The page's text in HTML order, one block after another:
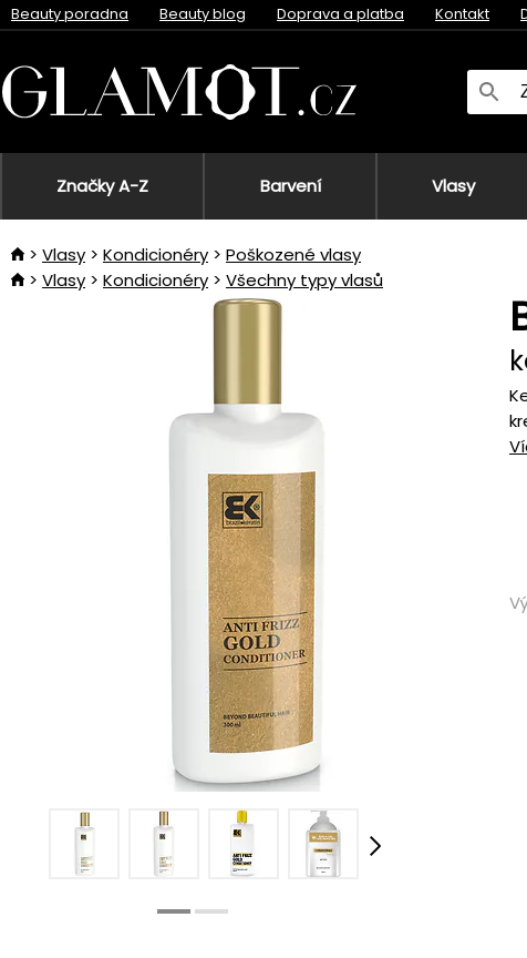
Beauty poradna Beauty blog Doprava a platba Kontakt
Značky A-Z Barvení Vlasy
Vlasy Kondicionéry
Poškozené vlasy
Vlasy
Kondicionéry Všechny typy vlasů